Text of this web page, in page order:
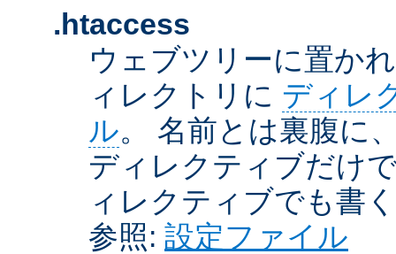
.htaccess
ウェブツリーに置か
ィレクトリに ディレ
ル。 名前とは裏腹に
ディレクティブだけ
ィレクティブでも書
参照: 設定ファイル